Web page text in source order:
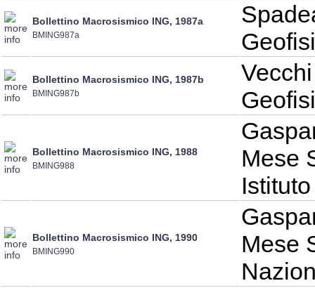
Bollettino Macrosismico ING, 1987a
BMING987a
Bollettino Macrosismico ING, 1987b
BMING987b
Bollettino Macrosismico ING, 1988
BMING988
Mese
Bollettino Macrosismico ING, 1990
BMING990
Mese